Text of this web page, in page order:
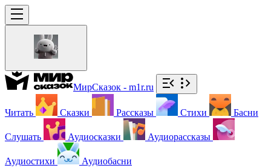
МирСказок - m1r.ru
Читать Сказки Рассказы Стихи Басни
Слушать Аудиосказки Аудиорассказы
Аудиостихи Аудиобасни